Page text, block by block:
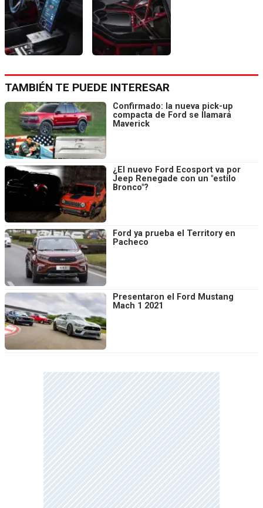
TAMBIÉN TE PUEDE INTERESAR
Confirmado: la nueva pick-up
compacta de Ford se llamará
Maverick
¿El nuevo Ford Ecosport va por
Jeep Renegade con un "estilo
Bronco"?
Ford ya prueba el Territory en
Pacheco
Presentaron el Ford Mustang
Mach 1 2021